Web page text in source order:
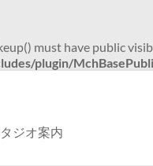
must have public
plugin/
ジオ案内